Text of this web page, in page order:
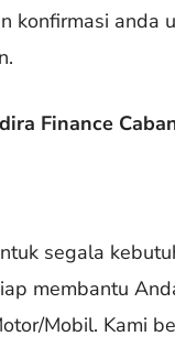
konfirmasi anda
Finance
segala
membantu
Mobil. Kami